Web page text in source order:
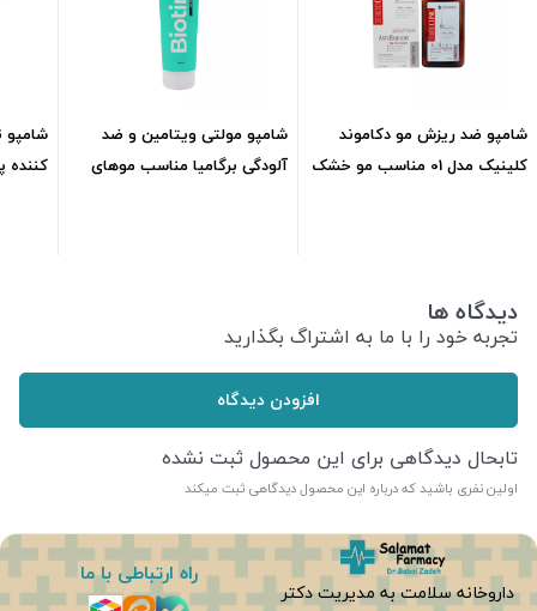
شامپو ضد ریزش مو دکاموند
کلینیک مدل 01 مناسب مو خشک
شامپو مولتی ویتامین و ضد
آلودگی برگامیا مناسب موهای
شامپو
کننده
دیدگاه ها
تجربه خود را با ما به اشتراگ بگذارید
افزودن دیدگاه
تابحال دیدگاهی برای این محصول ثبت نشده
اولین نفری باشید که درباره این محصول دیدگاهی ثبت میکند
داروخانه سلامت به مدیریت دکتر
راه ارتباطی با ما